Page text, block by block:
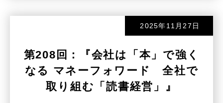
2025年11月27日
第208回：『会社は「本」で強く
なる マネーフォワード 全社で
取り組む「読書経営」』